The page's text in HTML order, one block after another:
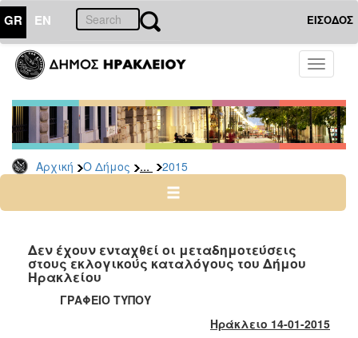
GR EN ΕΙΣΟΔΟΣ
Toggle
Αρχική Ο Δήμος ... 2015
ΔΗΜΟΣ
Δελτία
Τύπου
Αρχείο
2026
2024
2022
2021
Δεν έχουν ενταχθεί οι μεταδημοτεύσεις
στους εκλογικούς καταλόγους του Δήμου
Ηρακλείου
ΓΡΑΦΕΙΟ ΤΥΠΟΥ
Ηράκλειο 14-01-2015